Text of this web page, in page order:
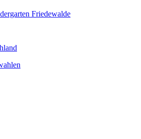
Friedewalde